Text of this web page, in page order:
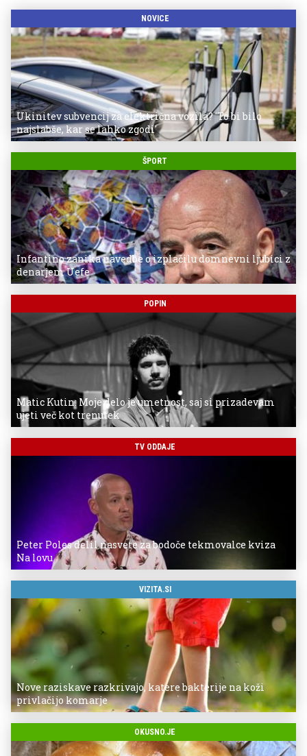
NOVICE
Ukinitev subvencij za električna vozila? 'To bi bilo
najslabše, kar se lahko zgodi'
ŠPORT
Infantino zanika navedbe o izplačilu domnevni ljubici z
denarjem Uefe
POPIN
Matic Kutin: Moje delo je umetnost, saj si prizadevam
ujeti več kot trenutek
TV ODDAJE
Peter Poles delil nasvete za bodoče tekmovalce kviza
Na lovu
VIZITA.SI
Nove raziskave razkrivajo, katere bakterije na koži
privlačijo komarje
OKUSNO.JE